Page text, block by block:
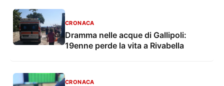
CRONACA
Dramma nelle acque di Gallipoli:
19enne perde la vita a Rivabella
CRONACA